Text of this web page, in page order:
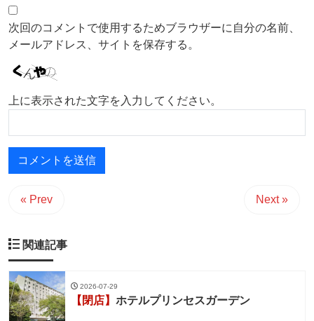
次回のコメントで使用するためブラウザーに自分の名前、
メールアドレス、サイトを保存する。
上に表示された文字を入力してください。
« Prev Next »
関連記事
2026-07-29
【閉店】 ホテルプリンセスガーデン